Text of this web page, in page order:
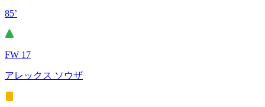
85’
FW 17
アレックス ソウザ